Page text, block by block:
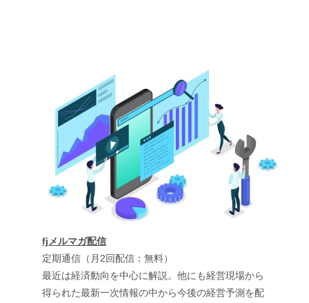
fjメルマガ配信
定期通信（月2回配信：無料）
最近は経済動向を中心に解説。他にも経営現場から
得られた最新一次情報の中から今後の経営予測を配